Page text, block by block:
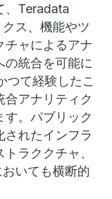
、Teradata
ス、機能やツ
チャによるアナ
の統合を可能に
つて経験したこ
合アナリティク
す。パブリック
されたインフラ
ラククチャ、
いても横断的